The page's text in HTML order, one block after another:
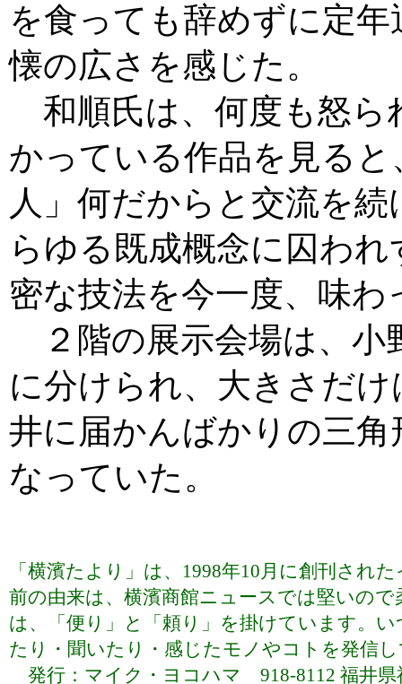
を食っても辞めずに定
懐の広さを感じた。
和順氏は、何度も怒ら
かっている作品を見る
人」何だからと交流を
らゆる既成概念に囚わ
密な技法を今一度、味
２階の展示会場は、小
に分けられ、大きさだ
井に届かんばかりの三
なっていた。
「横濱たより」は、1998年10月に創刊され
前の由来は、横濱商館ニュースでは堅いの
は、「便り」と「頼り」を掛けています。
たり・聞いたり・感じたモノやコトを発信
発行：マイク・ヨコハマ 918-8112 福井